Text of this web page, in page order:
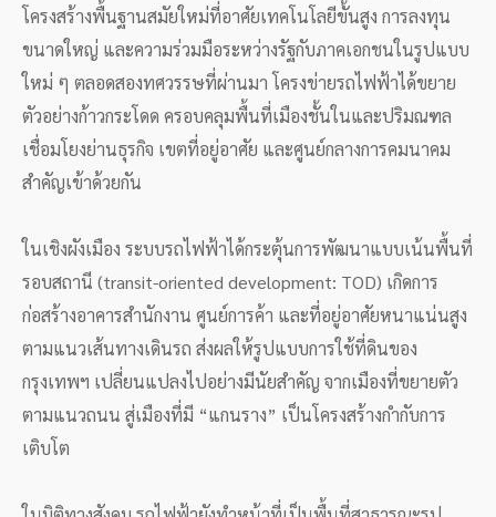
โครงสร้างพื้นฐานสมัยใหม่ที่อาศัยเทคโนโลยีขั้นสูง การลงทุน
ขนาดใหญ่ และความร่วมมือระหว่างรัฐกับภาคเอกชนในรูปแบบ
ใหม่ ๆ ตลอดสองทศวรรษที่ผ่านมา โครงข่ายรถไฟฟ้าได้ขยาย
ตัวอย่างก้าวกระโดด ครอบคลุมพื้นที่เมืองชั้นในและปริมณฑล
เชื่อมโยงย่านธุรกิจ เขตที่อยู่อาศัย และศูนย์กลางการคมนาคม
สำคัญเข้าด้วยกัน
ในเชิงผังเมือง ระบบรถไฟฟ้าได้กระตุ้นการพัฒนาแบบเน้นพื้นที่
รอบสถานี (transit-oriented development: TOD) เกิดการ
ก่อสร้างอาคารสำนักงาน ศูนย์การค้า และที่อยู่อาศัยหนาแน่นสูง
ตามแนวเส้นทางเดินรถ ส่งผลให้รูปแบบการใช้ที่ดินของ
กรุงเทพฯ เปลี่ยนแปลงไปอย่างมีนัยสำคัญ จากเมืองที่ขยายตัว
ตามแนวถนน สู่เมืองที่มี “แกนราง” เป็นโครงสร้างกำกับการ
เติบโต